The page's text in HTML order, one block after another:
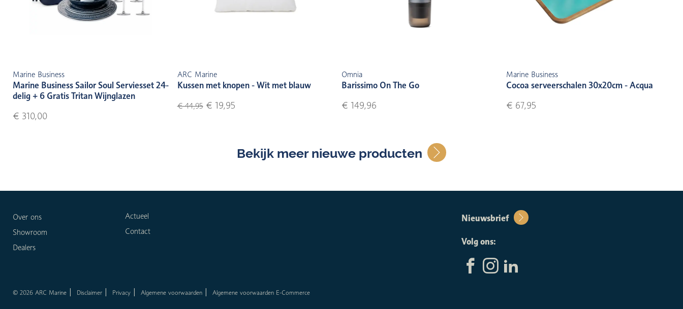
Marine Business
Marine Business Sailor Soul Serviesset 24-
delig + 6 Gratis Tritan Wijnglazen
€ 310,00
ARC Marine
Kussen met knopen - Wit met blauw
€ 44,95€ 19,95
Omnia
Barissimo On The Go
€ 149,96
Marine Business
Cocoa serveerschalen 30x20cm - Acqua
€ 67,95
Bekijk meer nieuwe producten
Over ons
Showroom
Dealers
Actueel
Contact
Nieuwsbrief
Volg ons:
© 2026 ARC Marine Disclaimer Privacy Algemene voorwaarden Algemene voorwaarden E-Commerce